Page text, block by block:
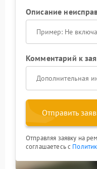
Описание
Комментарий к
Отправить
Отправляя заявку на
соглашаетесь с